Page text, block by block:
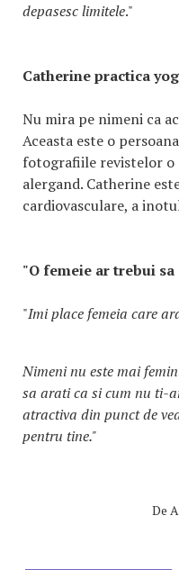
depasesc limitele."
Catherine practica
Nu mira pe nimeni ca
Aceasta este o
fotografiile revistelor o
alergand. Catherine
cardiovasculare, a
"O femeie ar trebui
"Imi place femeia care
Nimeni nu este mai
sa arati ca si cum nu ti-
atractiva din punct de
pentru tine."
De